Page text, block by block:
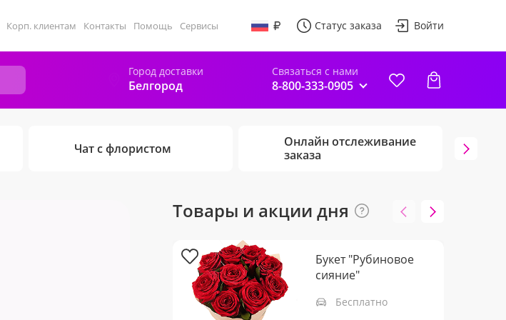
Корп. клиентам Контакты Помощь Сервисы Статус заказа Войти
Город доставки
Белгород
Связаться с нами
8-800-333-0905
Чат с флористом
Онлайн отслеживание
заказа
Товары и акции дня
Букет "Рубиновое
сияние"
Бесплатно